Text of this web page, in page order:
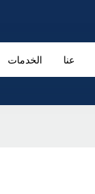
الخدمات عنا